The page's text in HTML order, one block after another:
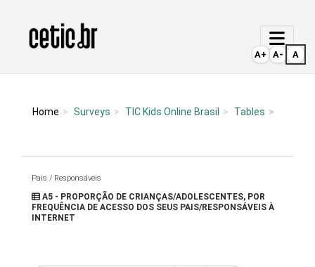
Página inicial
Home Surveys TIC Kids Online Brasil Tables
Pais / Responsáveis
A5 - PROPORÇÃO DE CRIANÇAS/ADOLESCENTES, POR
FREQUÊNCIA DE ACESSO DOS SEUS PAIS/RESPONSÁVEIS À
INTERNET
A+ A- A